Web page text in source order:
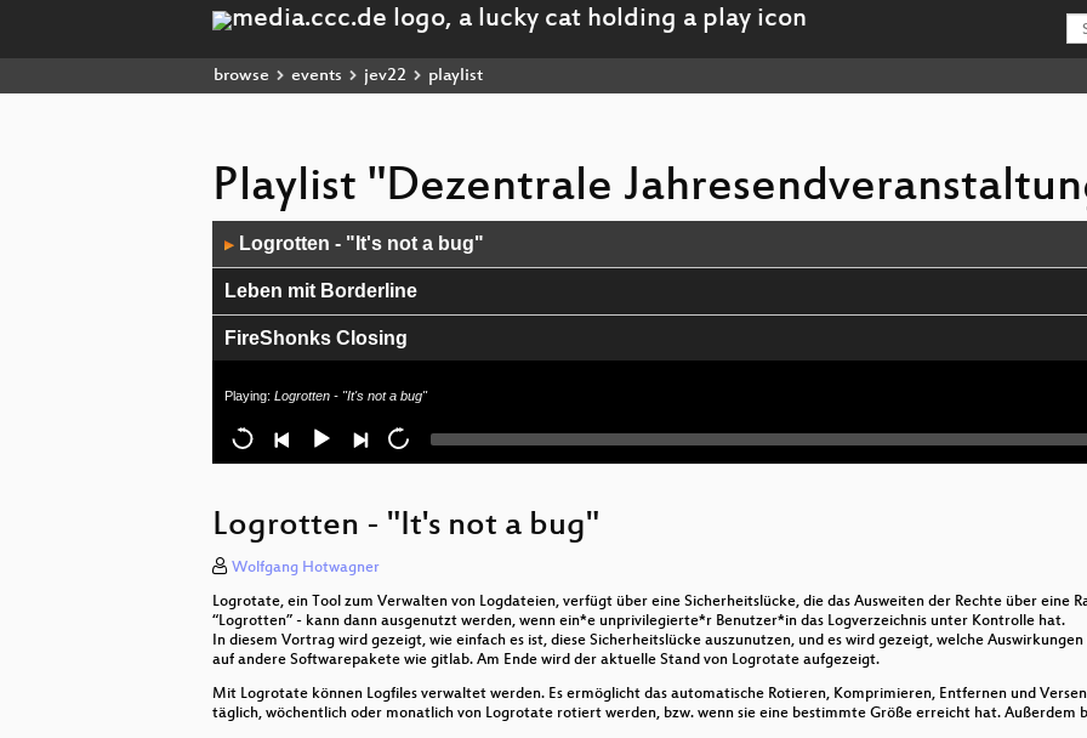
browse events jev22 playlist
Playlist "Dezentrale
Player
▶ Logrotten - "It's not a bug"
Leben mit Borderline
FireShonks Closing
Erklärhaj lötet
Freie Netze München
Antisemitismus in München
How to prepare files for lasercutting
Oberlab
Kiezarbeit und Awareness bei DW&Co Enteignen
Playing: Logrotten - "It's not a bug"
Logrotten - "It's not a bug"
Wolfgang Hotwagner
Logrotate, ein Tool zum Verwalten von Logdateien, verfügt über eine Sicherheitslücke, die das Ausweiten der Rechte über eine
“Logrotten” - kann dann ausgenutzt werden, wenn ein*e unprivilegierte*r Benutzer*in das Logverzeichnis unter Kontrolle hat.
In diesem Vortrag wird gezeigt, wie einfach es ist, diese Sicherheitslücke auszunutzen, und es wird gezeigt, welche
auf andere Softwarepakete wie gitlab. Am Ende wird der aktuelle Stand von Logrotate aufgezeigt.
Mit Logrotate können Logfiles verwaltet werden. Es ermöglicht das automatische Rotieren, Komprimieren, Entfernen und
täglich, wöchentlich oder monatlich von Logrotate rotiert werden, bzw. wenn sie eine bestimmte Größe erreicht hat. Außerdem